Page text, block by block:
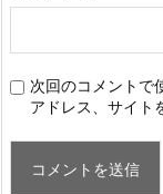
次回のコメントで
アドレス、サイト